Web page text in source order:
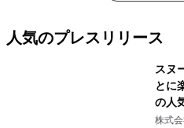
人気のプレスリリース
スヌ
とに
の人
ラボ
株式